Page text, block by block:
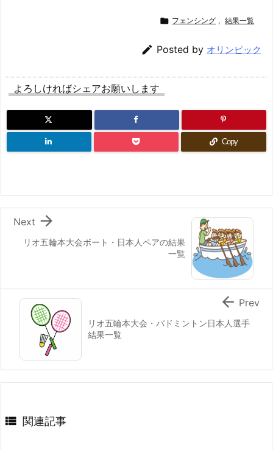
 フェンシング , 結果一覧
 Posted by オリンピック
よろしければシェアお願いします
Copy
リオ五輪本大会ボート・日本人ペアの結果
一覧

Next
リオ五輪本大会・バドミントン日本人選手
結果一覧
 Prev
 関連記事